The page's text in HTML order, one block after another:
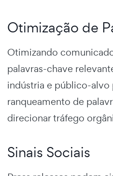
Otimização de
Otimizando
palavras-chave
indústria e público-alvo
ranqueamento de
direcionar tráfego
Sinais Sociais